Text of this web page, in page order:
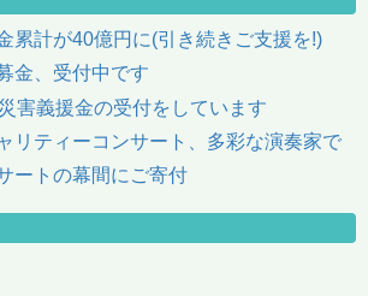
累計が40億円に(引き続きご支援を!)
金、受付中です
害義援金の受付をしています
リティーコンサート、多彩な演奏家で
ートの幕間にご寄付